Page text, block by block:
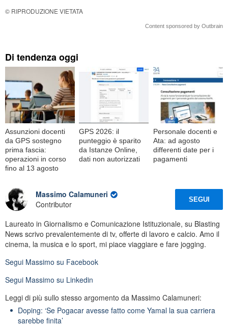
© RIPRODUZIONE VIETATA
Content sponsored by Outbrain
Di tendenza oggi
Assunzioni docenti
da GPS sostegno
prima fascia:
operazioni in corso
fino al 13 agosto
GPS 2026: il
punteggio è sparito
da Istanze Online,
dati non autorizzati
Personale docenti e
Ata: ad agosto
differenti date per i
pagamenti
Massimo Calamuneri
Contributor
SEGUI
Laureato in Giornalismo e Comunicazione Istituzionale, su Blasting
News scrivo prevalentemente di tv, offerte di lavoro e calcio. Amo il
cinema, la musica e lo sport, mi piace viaggiare e fare jogging.
Segui Massimo su Facebook
Segui Massimo su Linkedin
Leggi di più sullo stesso argomento da Massimo Calamuneri:
Doping: ‘Se Pogacar avesse fatto come Yamal la sua carriera
sarebbe finita’